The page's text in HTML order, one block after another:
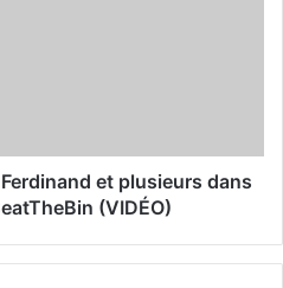
et plusieurs dans
(VIDÉO)